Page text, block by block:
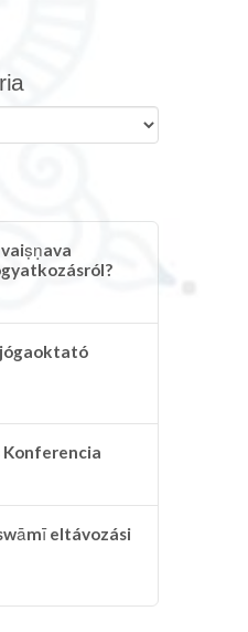
jógaoktató
eltávozási